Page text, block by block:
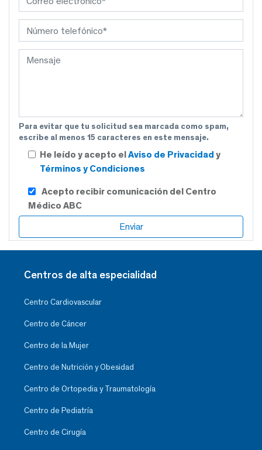
Para evitar que tu solicitud sea marcada como spam,
escribe al menos 15 caracteres en este mensaje.
He leído y acepto elAviso de Privacidad y
Términos y Condiciones
Acepto recibir comunicación del Centro
Médico ABC
Centros de alta especialidad
Centro Cardiovascular
Centro de Cáncer
Centro de la Mujer
Centro de Nutrición y Obesidad
Centro de Ortopedia y Traumatología
Centro de Pediatría
Centro de Cirugía